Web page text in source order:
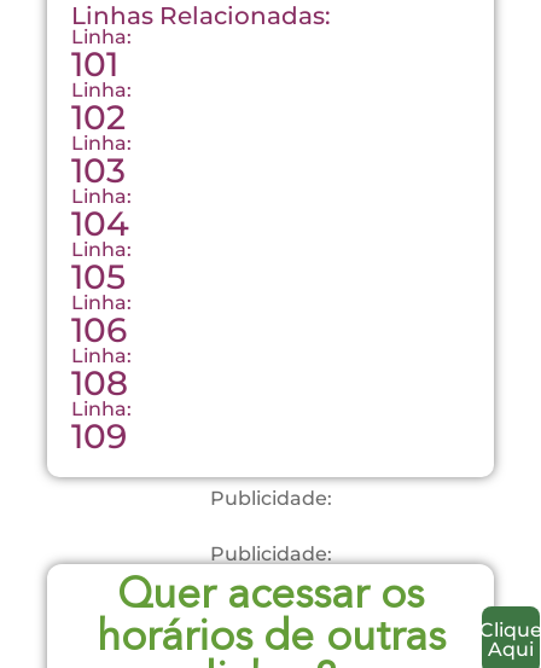
Linhas Relacionadas:
Linha:
101
Linha:
102
Linha:
103
Linha:
104
Linha:
105
Linha:
106
Linha:
108
Linha:
109
Publicidade:
Publicidade:
Quer acessar os
horários de outras
Clique
Aqui